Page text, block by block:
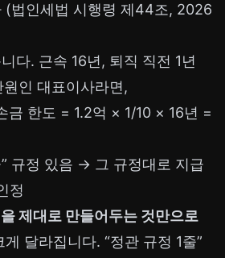
(법인세법 시행령 제44조, 2026
다. 근속 16년, 퇴직 직전 1년
인 대표이사라면,
금 한도 = 1.2억 × 1/10 × 16년 =
규정 있음 → 그 규정대로 지급
정
제대로 만들어두는 것만으로
달라집니다. “정관 규정 1줄”